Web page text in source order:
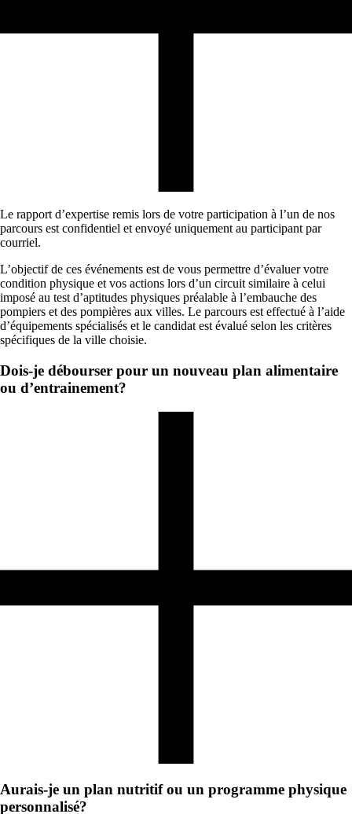
Le rapport d’expertise remis lors de votre participation à l’un de nos
parcours est confidentiel et envoyé uniquement au participant par
courriel.
L’objectif de ces événements est de vous permettre d’évaluer votre
condition physique et vos actions lors d’un circuit similaire à celui
imposé au test d’aptitudes physiques préalable à l’embauche des
pompiers et des pompières aux villes. Le parcours est effectué à l’aide
d’équipements spécialisés et le candidat est évalué selon les critères
spécifiques de la ville choisie.
Dois-je débourser pour un nouveau plan alimentaire
ou d’entrainement?
Aurais-je un plan nutritif ou un programme physique
personnalisé?